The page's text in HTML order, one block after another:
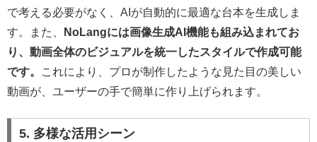
で考える必要がなく、AIが自動的に最適な台本を生成しま
す。また、
NoLangには画像生成AI機能も組み込まれてお
り、動画全体のビジュアルを統一したスタイルで作成可能
です。
これにより、プロが制作したような見た目の美しい
動画が、ユーザーの手で簡単に作り上げられます。
5. 多様な活用シーン